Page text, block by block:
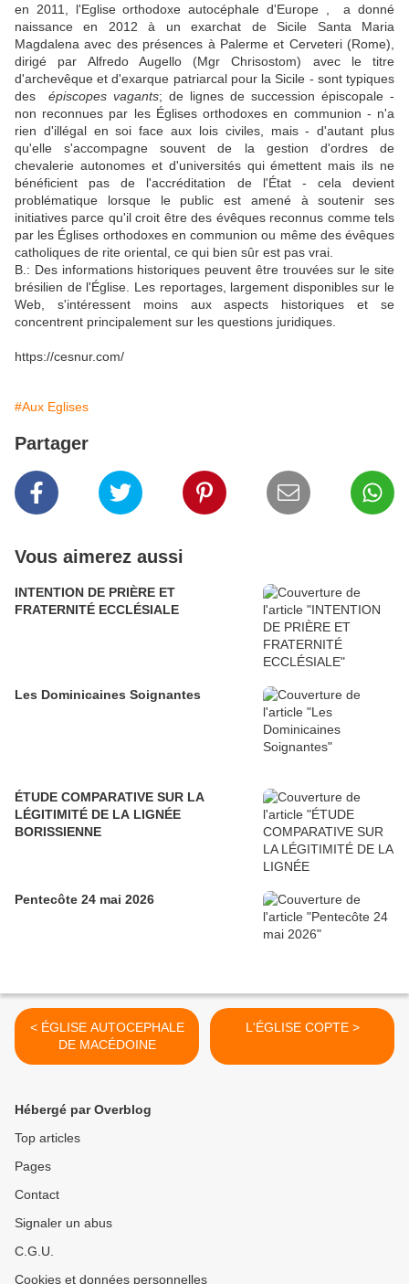
en 2011, l'Eglise orthodoxe autocéphale d'Europe , a donné
naissance en 2012 à un exarchat de Sicile Santa Maria
Magdalena avec des présences à Palerme et Cerveteri (Rome),
dirigé par Alfredo Augello (Mgr Chrisostom) avec le titre
d'archevêque et d'exarque patriarcal pour la Sicile - sont typiques
des épiscopes vagants; de lignes de succession épiscopale -
non reconnues par les Églises orthodoxes en communion - n'a
rien d'illégal en soi face aux lois civiles, mais - d'autant plus
qu'elle s'accompagne souvent de la gestion d'ordres de
chevalerie autonomes et d'universités qui émettent mais ils ne
bénéficient pas de l'accréditation de l'État - cela devient
problématique lorsque le public est amené à soutenir ses
initiatives parce qu'il croit être des évêques reconnus comme tels
par les Églises orthodoxes en communion ou même des évêques
catholiques de rite oriental, ce qui bien sûr est pas vrai.
B.: Des informations historiques peuvent être trouvées sur le site
brésilien de l'Église. Les reportages, largement disponibles sur le
Web, s'intéressent moins aux aspects historiques et se
concentrent principalement sur les questions juridiques.
https://cesnur.com/
#Aux Eglises
Partager
Vous aimerez aussi
INTENTION DE PRIÈRE ET
FRATERNITÉ ECCLÉSIALE
Les Dominicaines Soignantes
ÉTUDE COMPARATIVE SUR LA
LÉGITIMITÉ DE LA LIGNÉE
BORISSIENNE
Pentecôte 24 mai 2026
< ÉGLISE AUTOCEPHALE
DE MACÉDOINE
L'ÉGLISE COPTE >
Hébergé par Overblog
Top articles
Pages
Contact
Signaler un abus
C.G.U.
Cookies et données personnelles